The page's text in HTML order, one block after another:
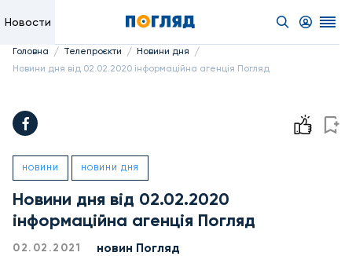
Новости
Головна / Телепроєкти / Новини дня /
Новини дня від 02.02.2020 інформаційна агенція Погляд
НОВИНИ НОВИНИ ДНЯ
Новини дня від 02.02.2020
інформаційна агенція Погляд
02.02.2021 новин Погляд